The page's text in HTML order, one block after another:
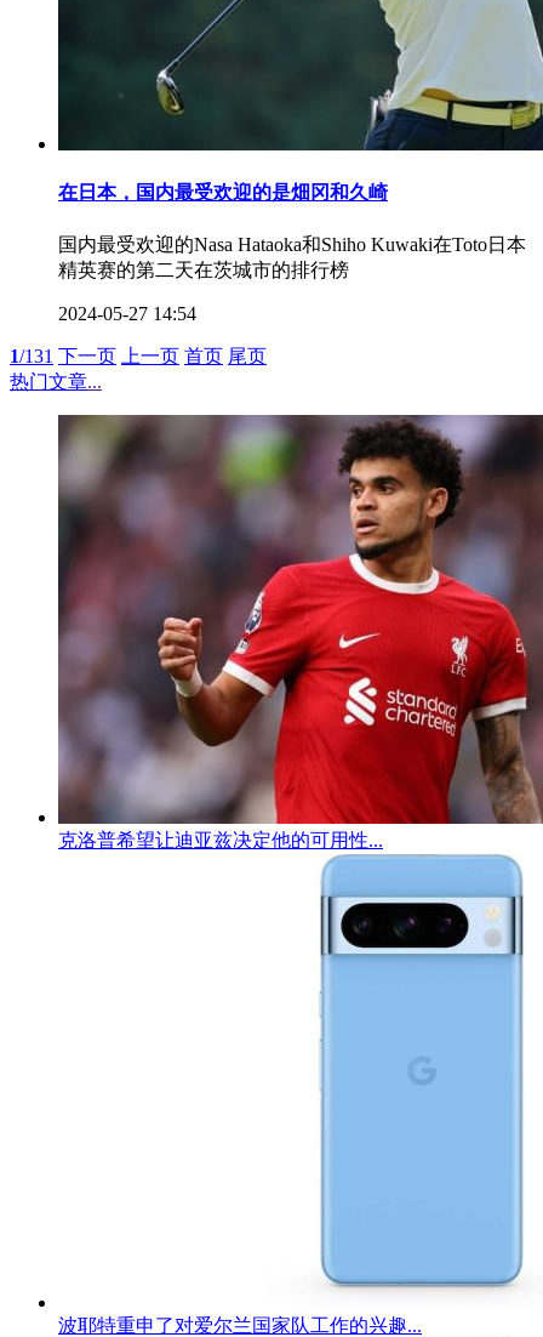
在日本，国内最受欢迎的是畑冈和久崎
国内最受欢迎的Nasa Hataoka和Shiho Kuwaki在Toto日本
精英赛的第二天在茨城市的排行榜
2024-05-27 14:54
1/131 下一页 上一页 首页 尾页
热门文章...
克洛普希望让迪亚兹决定他的可用性...
波耶特重申了对爱尔兰国家队工作的兴趣...